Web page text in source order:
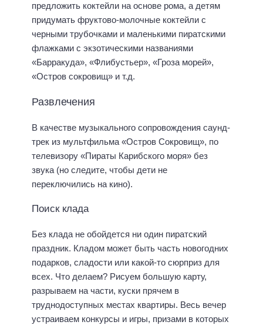
предложить коктейли на основе рома, а детям
придумать фруктово-молочные коктейли с
черными трубочками и маленькими пиратскими
флажками с экзотическими названиями
«Барракуда», «Флибустьер», «Гроза морей»,
«Остров сокровищ» и т.д.
Развлечения
В качестве музыкального сопровождения саунд-
трек из мультфильма «Остров Сокровищ», по
телевизору «Пираты Карибского моря» без
звука (но следите, чтобы дети не
переключились на кино).
Поиск клада
Без клада не обойдется ни один пиратский
праздник. Кладом может быть часть новогодних
подарков, сладости или какой-то сюрприз для
всех. Что делаем? Рисуем большую карту,
разрываем на части, куски прячем в
труднодоступных местах квартиры. Весь вечер
устраиваем конкурсы и игры, призами в которых